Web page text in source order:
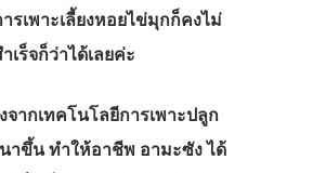
รเพาะเลี้ยงหอยไข่มุกก็คงไม่
เร็จก็ว่าได้เลยค่ะ
จากเทคโนโลยีการเพาะปลูก
าขึ้น ทำให้อาชีพ อามะซัง ได้